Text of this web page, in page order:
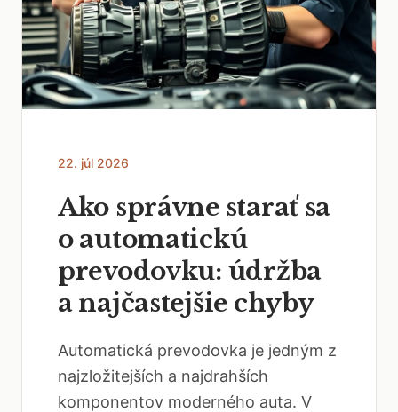
22. júl 2026
Ako správne starať sa
o automatickú
prevodovku: údržba
a najčastejšie chyby
Automatická prevodovka je jedným z
najzložitejších a najdrahších
komponentov moderného auta. V